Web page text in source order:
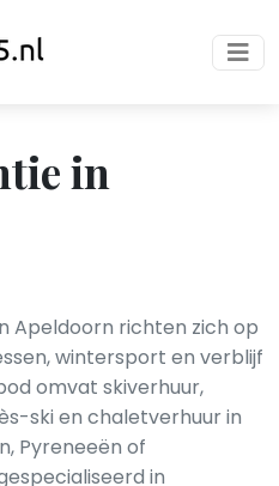
in
Apeldoorn richten zich op
wintersport en verblijf
omvat skiverhuur,
ski en chaletverhuur in
Pyreneeën of
in